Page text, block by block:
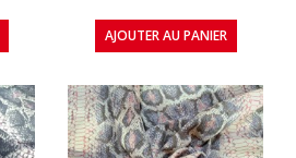
AJOUTER AU PANIER